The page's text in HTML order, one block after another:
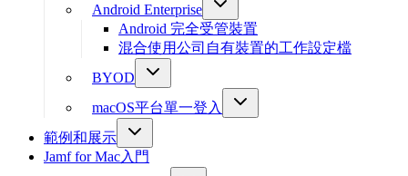
Android Enterprise
Android 完全受管裝置
混合使用公司自有裝置的工作設定檔
BYOD
macOS平台單一登入
範例和展示
Jamf for Mac入門